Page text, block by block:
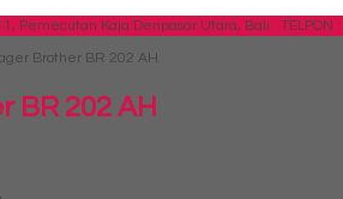
Pemecutan Kaja Denpasar Utara, Bali . TELPON
Brother BR 202 AH
BR 202 AH